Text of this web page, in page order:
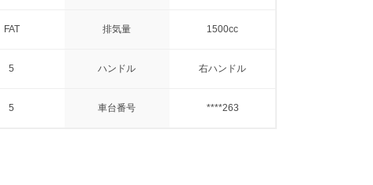
FAT 排気量 1500cc
5 ハンドル 右ハンドル
5 車台番号 ****263